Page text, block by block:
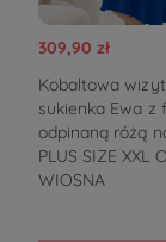
309,90 zł
Kobaltowa
sukienka Ewa z
odpinaną różą
PLUS SIZE XXL
WIOSNA